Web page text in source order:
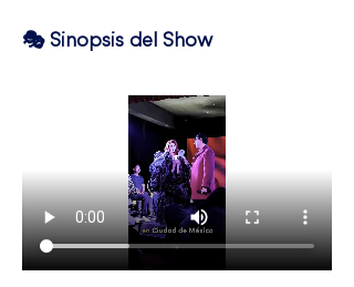
🎭 Sinopsis del Show